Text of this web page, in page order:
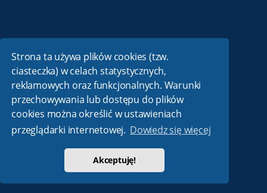
Strona ta używa plików cookies (tzw.
ciasteczka) w celach statystycznych,
reklamowych oraz funkcjonalnych. Warunki
przechowywania lub dostępu do plików
cookies można określić w ustawieniach
przeglądarki internetowej. Dowiedz się więcej
Akceptuję!